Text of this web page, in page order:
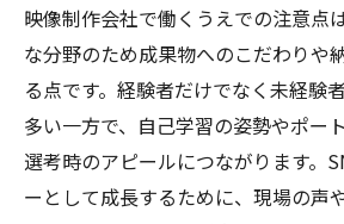
映像制作会社で働くうえでの注意点
な分野のため成果物へのこだわりや
る点です。経験者だけでなく未経験
多い一方で、自己学習の姿勢やポー
選考時のアピールにつながります。
ーとして成長するために、現場の声